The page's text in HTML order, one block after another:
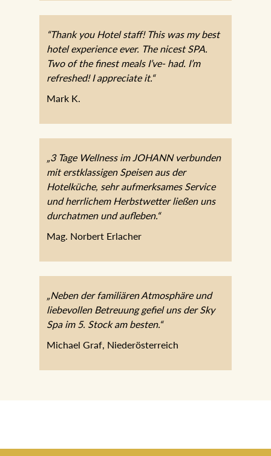
“Thank you Hotel staff! This was my best
hotel experience ever. The nicest SPA.
Two of the finest meals I’ve- had. I’m
refreshed! I appreciate it.“
„3 Tage Wellness im JOHANN
verbunden mit erstklassigen Speisen aus
der Hotelküche, sehr aufmerksames
ließen uns durchatmen und aufleben.“
„Neben der familiären Atmosphäre und
Spa im 5. Stock am besten.“
Michael Graf, Niederösterreich